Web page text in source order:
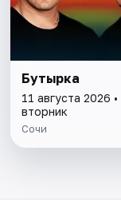
Бутырка
11 августа 2026 •
вторник
Сочи